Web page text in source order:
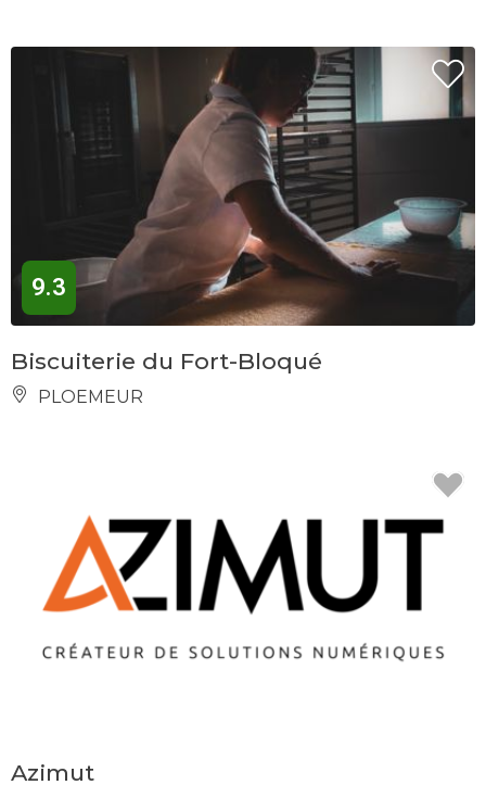
9.3
Biscuiterie du Fort-Bloqué
PLOEMEUR
Azimut